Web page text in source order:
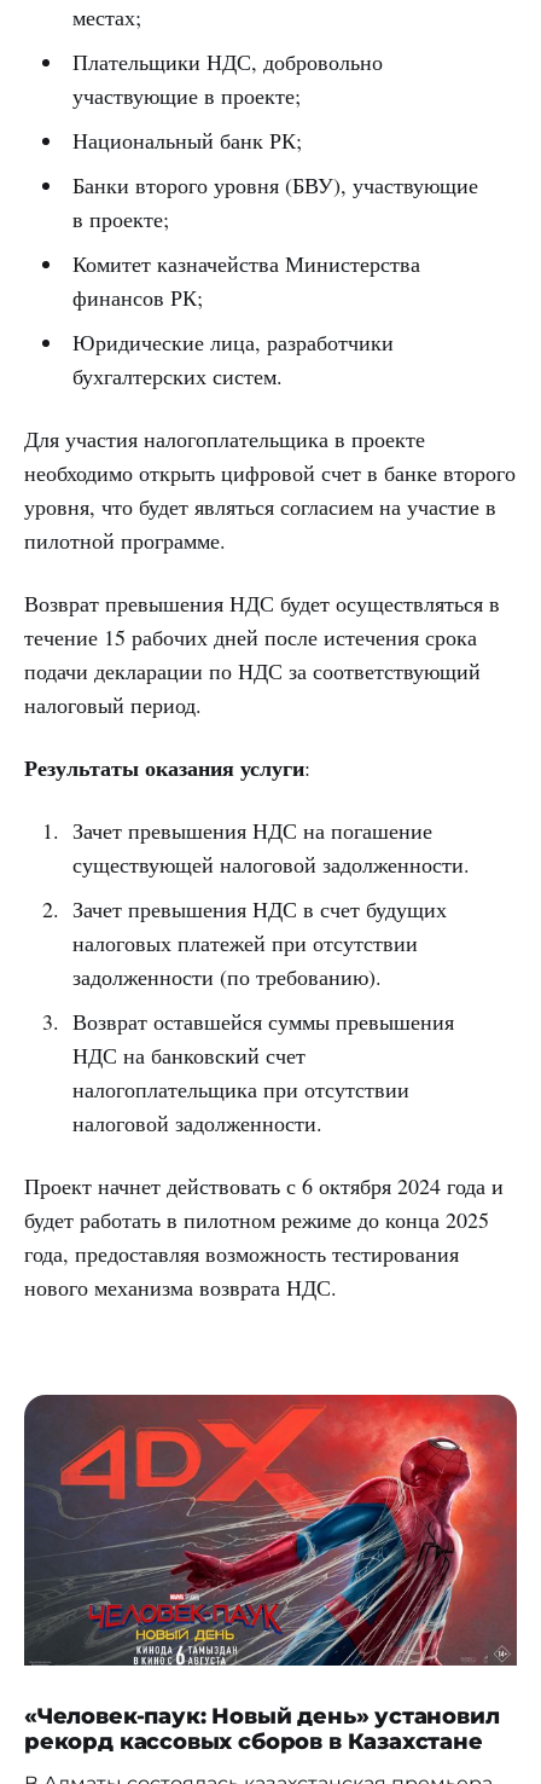
местах;
Плательщики НДС, добровольно
участвующие в проекте;
Национальный банк РК;
Банки второго уровня (БВУ), участвующие
в проекте;
Комитет казначейства Министерства
финансов РК;
Юридические лица, разработчики
бухгалтерских систем.
Для участия налогоплательщика в проекте
необходимо открыть цифровой счет в банке второго
уровня, что будет являться согласием на участие в
пилотной программе.
Возврат превышения НДС будет осуществляться в
течение 15 рабочих дней после истечения срока
подачи декларации по НДС за соответствующий
налоговый период.
Результаты оказания услуги:
Зачет превышения НДС на погашение
существующей налоговой задолженности.
Зачет превышения НДС в счет будущих
налоговых платежей при отсутствии
задолженности (по требованию).
Возврат оставшейся суммы превышения
НДС на банковский счет
налогоплательщика при отсутствии
налоговой задолженности.
Проект начнет действовать с 6 октября 2024 года и
будет работать в пилотном режиме до конца 2025
года, предоставляя возможность тестирования
нового механизма возврата НДС.
«Человек-паук: Новый день» установил
рекорд кассовых сборов в Казахстане